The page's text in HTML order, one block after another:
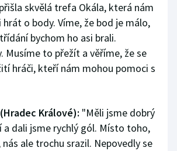
skvělá trefa Okála, která nám
o body. Víme, že bod je málo,
bychom ho asi brali.
Musíme to přežít a věříme, že se
hráči, kteří nám mohou pomoci s
Králové): "Měli jsme dobrý
dali jsme rychlý gól. Místo toho,
nás ale trochu srazil. Nepovedly se